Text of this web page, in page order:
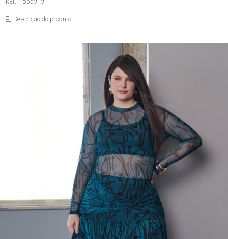
LONGO-AGOSTO I-
MACAC-AGOSTO I-
Descrição do produto